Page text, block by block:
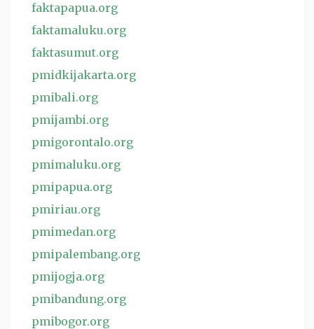
faktapapua.org
faktamaluku.org
faktasumut.org
pmidkijakarta.org
pmibali.org
pmijambi.org
pmigorontalo.org
pmimaluku.org
pmipapua.org
pmiriau.org
pmimedan.org
pmipalembang.org
pmijogja.org
pmibandung.org
pmibogor.org